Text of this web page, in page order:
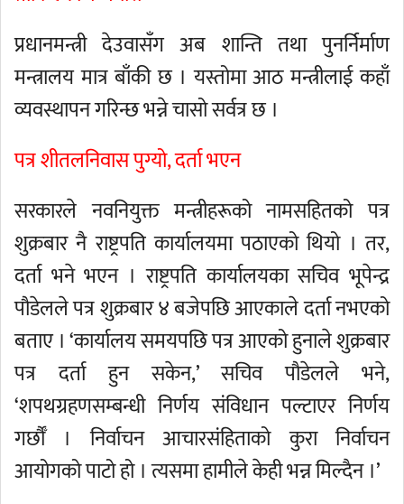
प्रधानमन्त्री देउवासँग अब शान्ति तथा पुनर्निर्माण
मन्त्रालय मात्र बाँकी छ । यस्तोमा आठ मन्त्रीलाई कहाँ
व्यवस्थापन गरिन्छ भन्ने चासो सर्वत्र छ ।
पत्र शीतलनिवास पुग्यो, दर्ता भएन
सरकारले नवनियुक्त मन्त्रीहरूको नामसहितको पत्र
शुक्रबार नै राष्ट्रपति कार्यालयमा पठाएको थियो । तर,
दर्ता भने भएन । राष्ट्रपति कार्यालयका सचिव भूपेन्द्र
पौडेलले पत्र शुक्रबार ४ बजेपछि आएकाले दर्ता नभएको
बताए । ‘कार्यालय समयपछि पत्र आएको हुनाले शुक्रबार
पत्र दर्ता हुन सकेन,’ सचिव पौडेलले भने,
‘शपथग्रहणसम्बन्धी निर्णय संविधान पल्टाएर निर्णय
गर्छौँ । निर्वाचन आचारसंहिताको कुरा निर्वाचन
आयोगको पाटो हो । त्यसमा हामीले केही भन्न मिल्दैन ।’